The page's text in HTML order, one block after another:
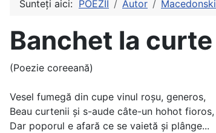
Sunteți aici: POEZII Autor Macedonski
Banchet la curte
(Poezie coreeană)
Vesel fumegă din cupe vinul roşu, generos,
Beau curtenii şi s-aude câte-un hohot fioros,
Dar poporul e afară ce se vaietă şi plânge...